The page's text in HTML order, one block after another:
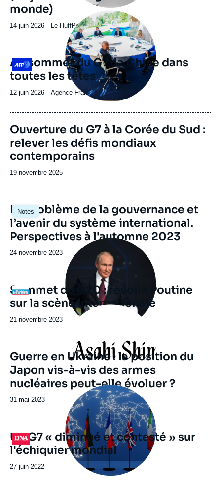
monde)
14 juin 2026—Nom
journal,
revue
ou
émission
Le HuffPost
Logo
principale
médiatique
Au sommet du G7, la Chine dans
toutes les têtes
12 juin 2026—Nom
journal,
ou
émission
Agence France Presse
Image
de
couverture
la
Ouverture du G7 à la Corée du Sud :
relever les défis mondiaux
contemporains
Date
publication
19 novembre 2025
Notes
Image
principale
Le problème de la gouvernance et
l’avenir du système international.
Perspectives à l'automne 2023
Date
publication
24 novembre 2023
Logo
Image
principale
médiatique
Sommet du G20 : revoilà Poutine
sur la scène internationale
21 novembre 2023—
Image
principale
Guerre en Ukraine : la position du
Japon vis-à-vis des armes
nucléaires peut-elle évoluer ?
31 mai 2023—
Logo
Image
principale
médiatique
Un G7 « diminué et contesté » sur
l'échiquier mondial
27 juin 2022—